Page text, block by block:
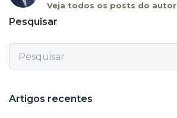
Veja todos os posts do autor
Pesquisar
Artigos recentes